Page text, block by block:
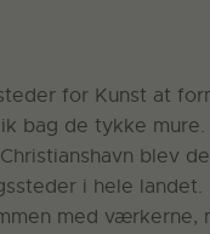
for Kunst at
bag de tykke
blev
i hele landet.
med værkerne,